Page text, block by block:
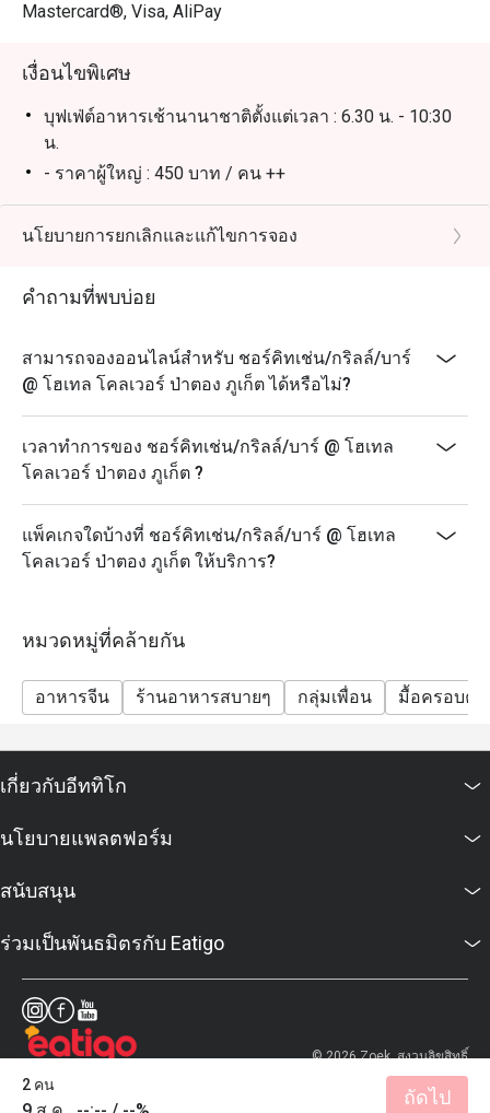
Mastercard®, Visa, AliPay
เงื่อนไขพิเศษ
บุฟเฟ่ต์อาหารเช้านานาชาติตั้งแต่เวลา : 6.30 น. - 10:30
น.
- ราคาผู้ใหญ่ : 450 บาท / คน ++
- ราคาเด็กอายุ 6 - 12 ปี: 225 บาท / คน
หมายเหตุ :
* ราคาทั้งหมดเป็นเงินบาทและยังไม่รวมภาษีมูลค่าเพิ่ม
นโยบายการยกเลิกและแก้ไขการจอง
คำถามที่พบบ่อย
สามารถจองออนไลน์สำหรับ ชอร์คิทเช่น/กริลล์/บาร์
@ โฮเทล โคลเวอร์ ป่าตอง ภูเก็ต ได้หรือไม่?
เวลาทำการของ ชอร์คิทเช่น/กริลล์/บาร์ @ โฮเทล
โคลเวอร์ ป่าตอง ภูเก็ต ?
แพ็คเกจใดบ้างที่ ชอร์คิทเช่น/กริลล์/บาร์ @ โฮเทล
โคลเวอร์ ป่าตอง ภูเก็ต ให้บริการ?
หมวดหมู่ที่คล้ายกัน
อาหารจีน ร้านอาหารสบายๆ กลุ่มเพื่อน มื้อครอบครั
2 คน
ถัดไป
เกี่ยวกับอีททิโก
นโยบายแพลตฟอร์ม
สนับสนุน
ร่วมเป็นพันธมิตรกับ Eatigo
© 2026 Zoek. สงวนลิขสิทธิ์